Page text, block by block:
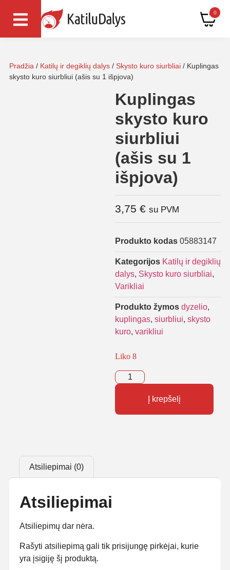
0
Pradžia / Katilų ir degiklių dalys / Skysto kuro siurbliai / Kuplingas
skysto kuro siurbliui (ašis su 1 išpjova)
Kuplingas
skysto kuro
siurbliui
(ašis su 1
išpjova)
3,75 € su PVM
Produkto kodas 05883147
Kategorijos Katilų ir degiklių
dalys, Skysto kuro siurbliai,
Varikliai
Produkto žymos dyzelio,
kuplingas, siurbliui, skysto
kuro, varikliui
Liko 8
Į krepšelį
Atsiliepimai (0)
Atsiliepimai
Atsiliepimų dar nėra.
Rašyti atsiliepimą gali tik prisijungę pirkėjai, kurie
yra įsigiję šį produktą.